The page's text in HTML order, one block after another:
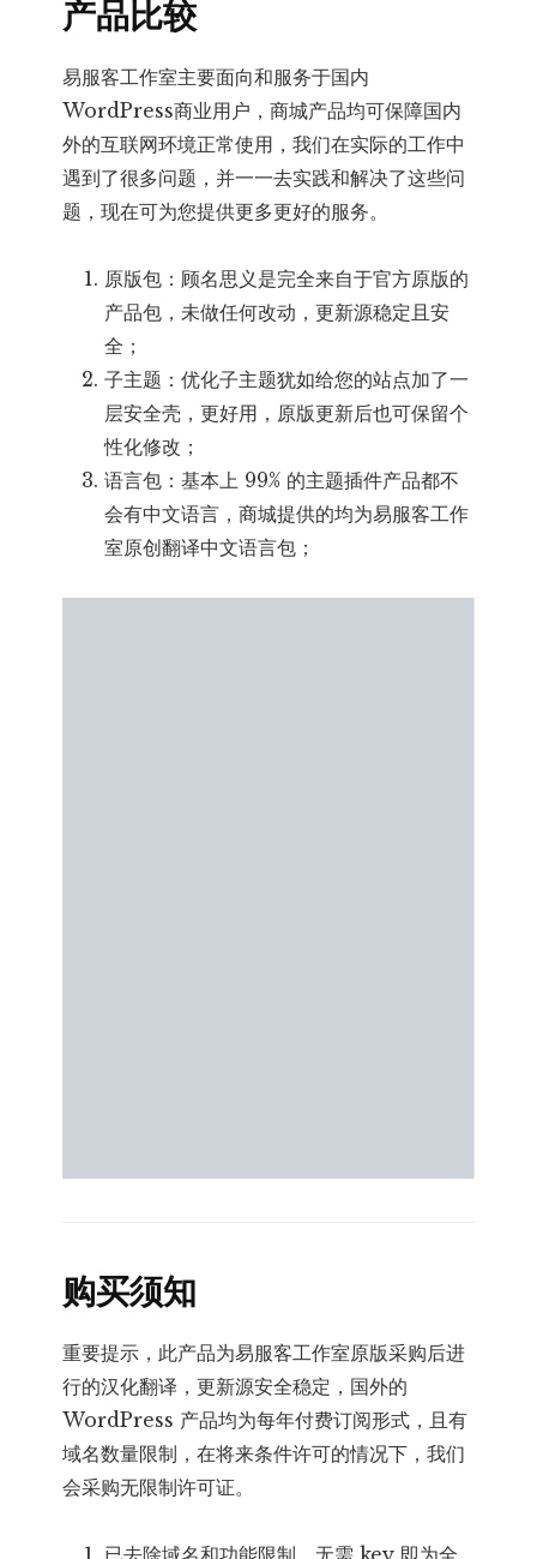
产品比较
易服客工作室主要面向和服务于国内
WordPress商业用户，商城产品均可保障国内
外的互联网环境正常使用，我们在实际的工作中
遇到了很多问题，并一一去实践和解决了这些问
题，现在可为您提供更多更好的服务。
原版包：顾名思义是完全来自于官方原版的
产品包，未做任何改动，更新源稳定且安
全；
子主题：优化子主题犹如给您的站点加了一
层安全壳，更好用，原版更新后也可保留个
性化修改；
语言包：基本上 99% 的主题插件产品都不
会有中文语言，商城提供的均为易服客工作
室原创翻译中文语言包；
购买须知
重要提示，此产品为易服客工作室原版采购后进
行的汉化翻译，更新源安全稳定，国外的
WordPress 产品均为每年付费订阅形式，且有
域名数量限制，在将来条件许可的情况下，我们
会采购无限制许可证。
已去除域名和功能限制，无需 key 即为全